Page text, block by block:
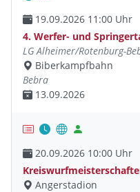
19.09.2026 11:00 Uhr
4. Werfer- und
LG Alheimer/Rotenburg-
Biberkampfbahn
Bebra
13.09.2026
20.09.2026 10:00 Uhr
Angerstadion